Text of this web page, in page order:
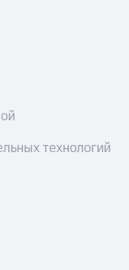
технологий